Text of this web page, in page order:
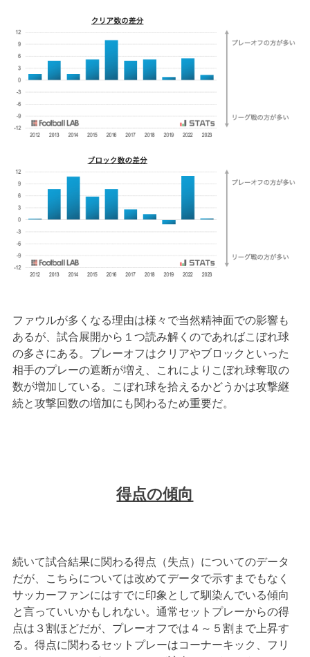
ファウルが多くなる理由は様々で当然精神面での影響も
あるが、試合展開から１つ読み解くのであればこぼれ球
の多さにある。プレーオフはクリアやブロックといった
相手のプレーの遮断が増え、これによりこぼれ球奪取の
数が増加している。こぼれ球を拾えるかどうかは攻撃継
続と攻撃回数の増加にも関わるため重要だ。
得点の傾向
続いて試合結果に関わる得点（失点）についてのデータ
だが、こちらについては改めてデータで示すまでもなく
サッカーファンにはすでに印象として馴染んでいる傾向
と言っていいかもしれない。通常セットプレーからの得
点は３割ほどだが、プレーオフでは４～５割まで上昇す
る。得点に関わるセットプレーはコーナーキック、フリ